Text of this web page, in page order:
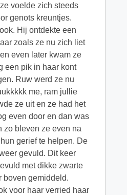
voelde zich steeds
genots kreuntjes.
Hij ontdekte een
zoals ze nu zich liet
even later kwam ze
een pik in haar kont
Ruw werd ze nu
me, ram jullie
ze uit en ze had het
even door en dan was
zo bleven ze even na
gerief te helpen. De
gevuld. Dit keer
met dikke zwarte
boven gemiddeld.
voor haar verried haar